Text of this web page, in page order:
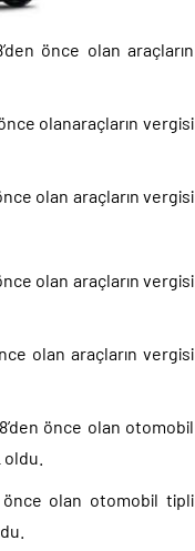
önce olan araçların
olanaraçların vergisi
olan araçların vergisi
olan araçların vergisi
olan araçların vergisi
önce olan otomobil
önce olan otomobil tipli